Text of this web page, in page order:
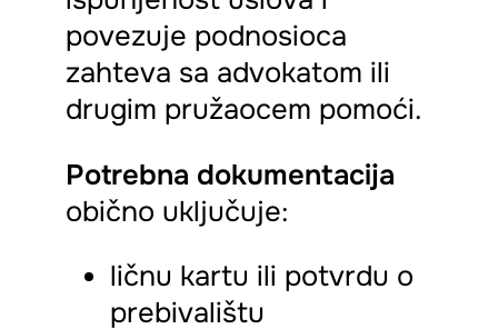
povezuje podnosioca
zahteva sa advokatom ili
drugim pružaocem pomoći.
Potrebna dokumentacija
obično uključuje:
ličnu kartu ili potvrdu o
prebivalištu